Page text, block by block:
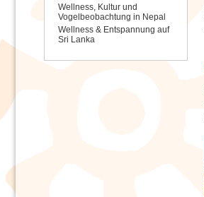
Wellness, Kultur und
Vogelbeobachtung in Nepal
Wellness & Entspannung auf
Sri Lanka